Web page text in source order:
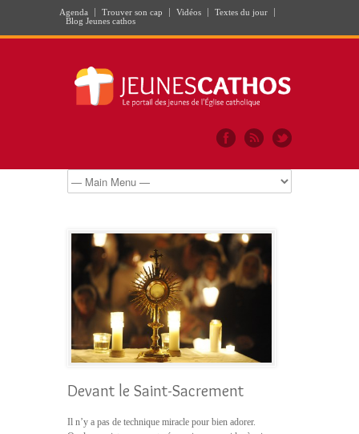
Agenda Trouver son cap Vidéos
Textes du jour
Blog Jeunes cathos
Devant le Saint-Sacrement
Il n’y a pas de technique miracle pour bien adorer.